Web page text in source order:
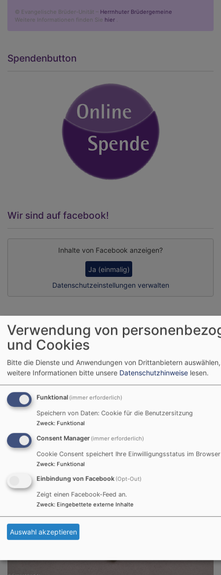
© Evangelische Brüder-Unität – Herrnhuter Brüdergemeine
Weitere Informationen finden Sie hier .
Spendenbutton
Wir sind auf facebook!
Inhalte von Facebook anzeigen?
Ja (einmalig)
Datenschutzeinstellungen verwalten
GRUPPEN & KREISE
Verwendung von
und Cookies
Bitte die Dienste und Anwendungen von Drittanbietern
weitere Informationen bitte unsere Datenschutzhinweise lesen.
Funktional (immer erforderlich)
Speichern von Daten: Cookie für die Benutzersitzung
Zweck: Funktional
Consent Manager (immer erforderlich)
Cookie Consent speichert Ihre Einwilligungsstatus im Browser
Zweck: Funktional
Einbindung von Facebook (Opt-Out)
Zeigt einen Facebook-Feed an.
Zweck: Eingebettete externe Inhalte
Auswahl akzeptieren